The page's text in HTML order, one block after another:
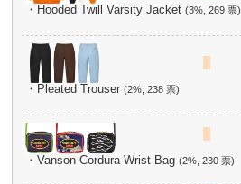
・Hooded Twill Varsity Jacket(3%, 269 票)
・Pleated Trouser(2%, 238 票)
・Vanson Cordura Wrist Bag(2%, 230 票)